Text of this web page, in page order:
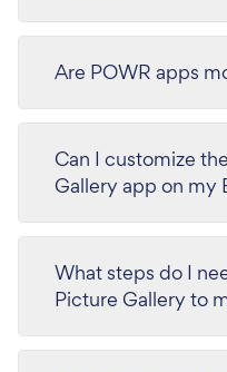
Are POWR apps
Can I customize
Gallery app on my
What steps do I
Picture Gallery to